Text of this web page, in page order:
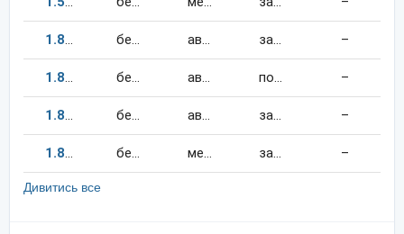
1.876 бензин автомат задній –
1.882 бензин автомат повний –
1.882 бензин автомат задній –
1.882 бензин механіка задній –
Дивитись все